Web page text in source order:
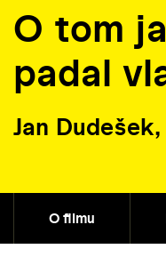
O tom
padal
Jan Dudešek,
O filmu